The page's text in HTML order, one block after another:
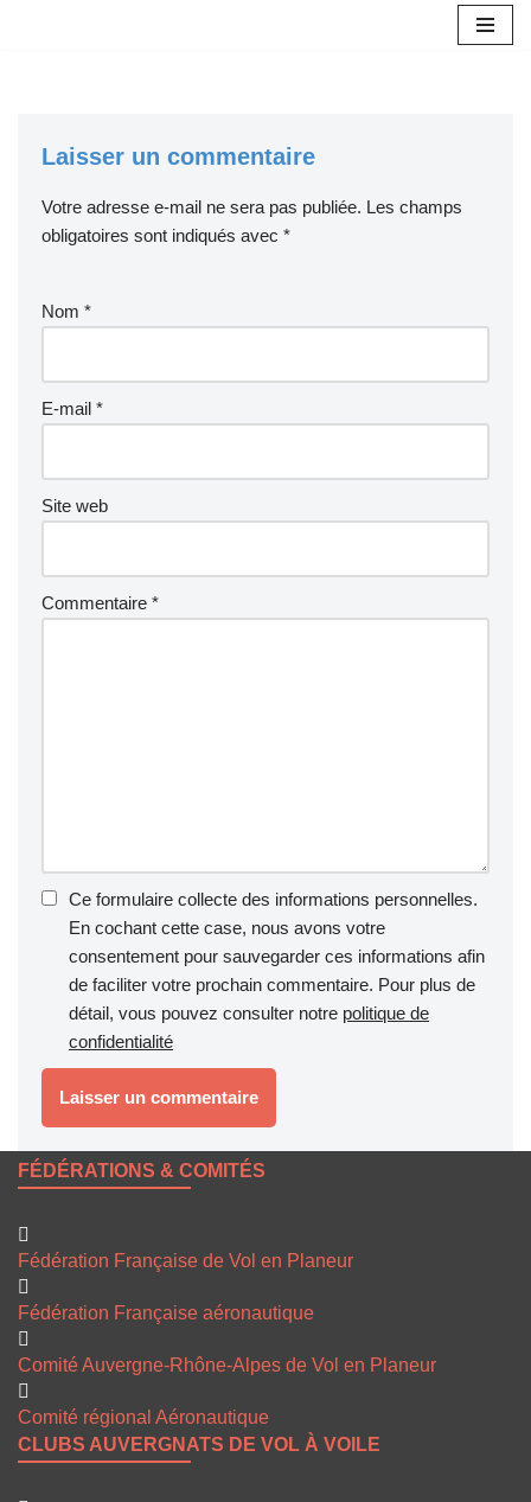
Laisser un commentaire
Votre adresse e-mail ne sera pas publiée. Les champs
obligatoires sont indiqués avec *
Nom *
E-mail *
Site web
Commentaire *
Ce formulaire collecte des informations personnelles.
En cochant cette case, nous avons votre
consentement pour sauvegarder ces informations afin
de faciliter votre prochain commentaire. Pour plus de
détail, vous pouvez consulter notre politique de
confidentialité
FÉDÉRATIONS & COMITÉS
Fédération Française de Vol en Planeur
Fédération Française aéronautique
Comité Auvergne-Rhône-Alpes de Vol en Planeur
Comité régional Aéronautique
CLUBS AUVERGNATS DE VOL À VOILE